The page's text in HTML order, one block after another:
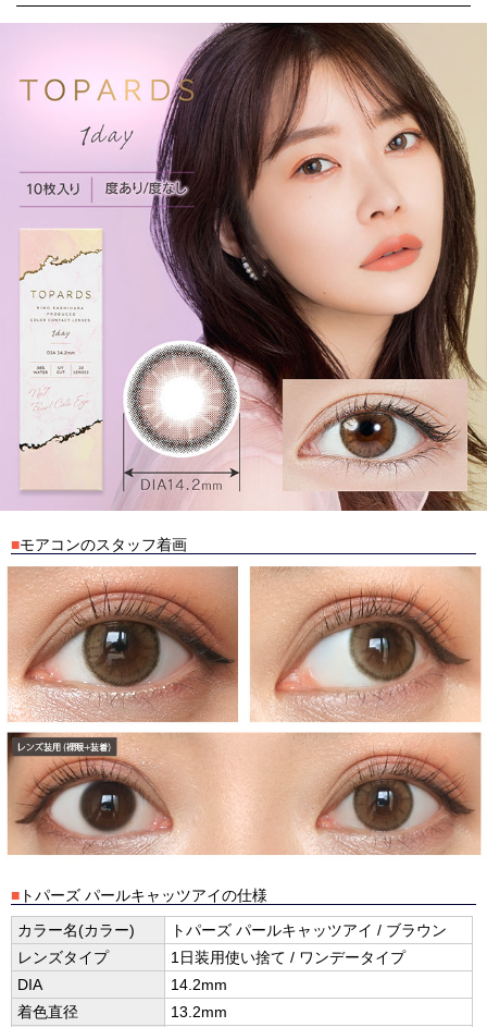
■モアコンのスタッフ着画
■ トパーズ パールキャッツアイの仕様
カラー名(カラー)
トパーズ パールキャッツアイ / ブラウン
レンズタイプ
1日装用使い捨て / ワンデータイプ
DIA
14.2mm
着色直径
13.2mm